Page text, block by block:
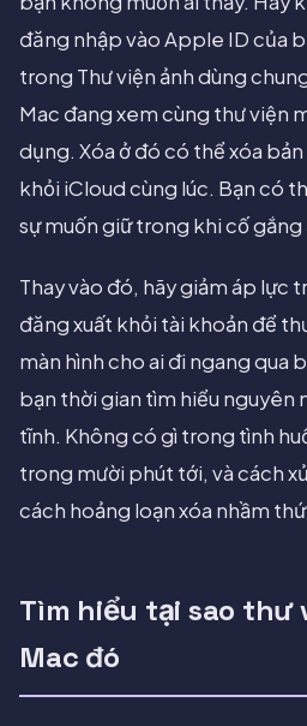
đăng nhập vào Apple ID của
trong Thư viện ảnh dùng
Mac đang xem cùng thư viện
dụng. Xóa ở đó có thể xóa
khỏi iCloud cùng lúc. Bạn có
sự muốn giữ trong khi cố gắng
Thay vào đó, hãy giảm áp lực
đăng xuất khỏi tài khoản để
màn hình cho ai đi ngang qua
bạn thời gian tìm hiểu nguyên
tĩnh. Không có gì trong tình
trong mười phút tới, và cách
cách hoảng loạn xóa nhầm
Tìm hiểu tại sao thư
Mac đó